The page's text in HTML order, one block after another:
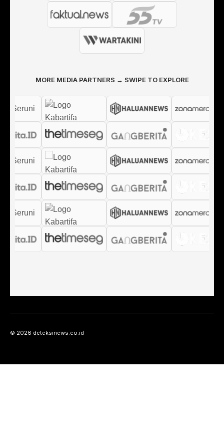
MORE MEDIA PARTNERS → SWIPE TO EXPLORE
© 2026 deteksinews.co.id